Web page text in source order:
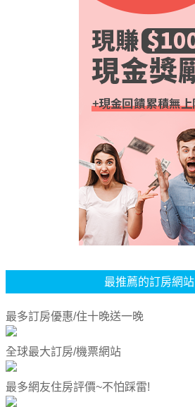
最推薦的訂房網站
最多訂房優惠/住十晚送一晚
全球最大訂房/機票網站
最多網友住房評價~不怕踩雷!